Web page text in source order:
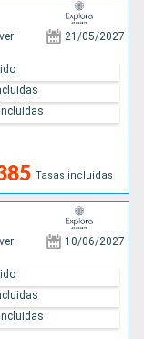
21/05/2027
Tasas incluidas
10/06/2027